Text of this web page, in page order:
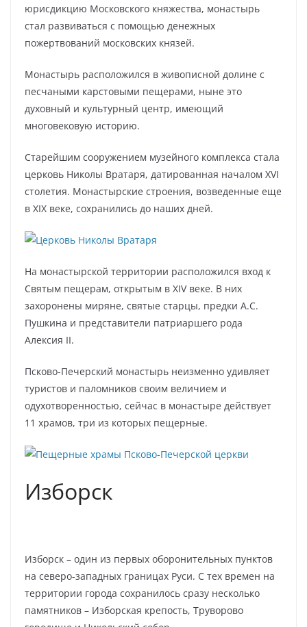
юрисдикцию Московского княжества, монастырь
стал развиваться с помощью денежных
пожертвований московских князей.
Монастырь расположился в живописной долине с
песчаными карстовыми пещерами, ныне это
духовный и культурный центр, имеющий
многовековую историю.
Старейшим сооружением музейного комплекса стала
церковь Николы Вратаря, датированная началом XVI
столетия. Монастырские строения, возведенные еще
в XIX веке, сохранились до наших дней.
На монастырской территории расположился вход к
Святым пещерам, открытым в XIV веке. В них
захоронены миряне, святые старцы, предки А.С.
Пушкина и представители патриаршего рода
Алексия II.
Псково-Печерский монастырь неизменно удивляет
туристов и паломников своим величием и
одухотворенностью, сейчас в монастыре действует
11 храмов, три из которых пещерные.
Изборск
Изборск – один из первых оборонительных пунктов
на северо-западных границах Руси. С тех времен на
территории города сохранилось сразу несколько
памятников – Изборская крепость, Труворово